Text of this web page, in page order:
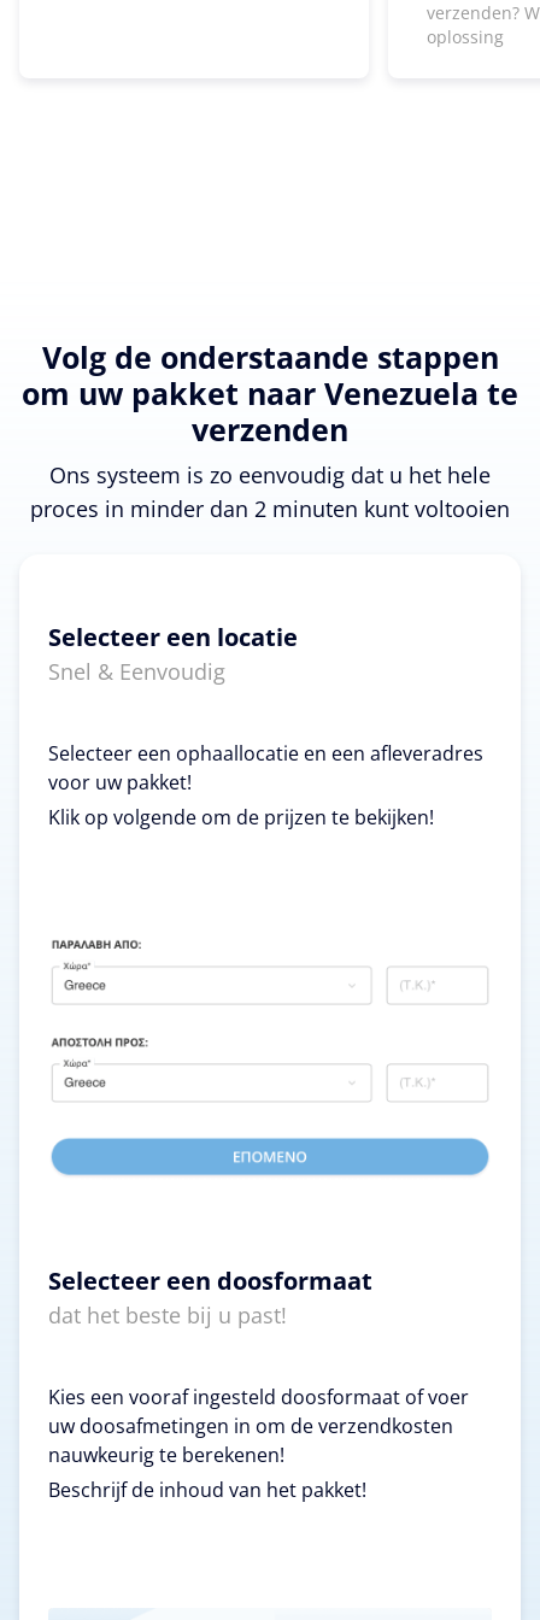
verzenden?
oplossing
Volg de onderstaande stappen
om uw pakket naar Venezuela te
verzenden
Ons systeem is zo eenvoudig dat u het hele
proces in minder dan 2 minuten kunt voltooien
Selecteer een locatie
Snel & Eenvoudig
Selecteer een ophaallocatie en een afleveradres
voor uw pakket!
Klik op volgende om de prijzen te bekijken!
Selecteer een doosformaat
dat het beste bij u past!
Kies een vooraf ingesteld doosformaat of voer
uw doosafmetingen in om de verzendkosten
nauwkeurig te berekenen!
Beschrijf de inhoud van het pakket!